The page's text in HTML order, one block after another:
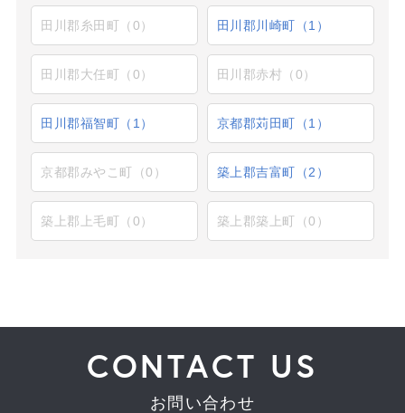
田川郡糸田町（0） 田川郡川崎町（1）
田川郡大任町（0） 田川郡赤村（0）
田川郡福智町（1） 京都郡苅田町（1）
京都郡みやこ町（0） 築上郡吉富町（2）
築上郡上毛町（0） 築上郡築上町（0）
CONTACT US
お問い合わせ